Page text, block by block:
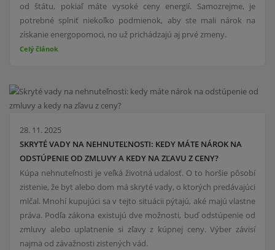
od štátu, pokiaľ máte vysoké ceny energií. Samozrejme, je
potrebné splniť niekoľko podmienok, aby ste mali nárok na
získanie energopomoci, no už prichádzajú aj prvé zmeny.
Celý článok
28. 11. 2025
SKRYTÉ VADY NA NEHNUTEĽNOSTI: KEDY MÁTE NÁROK NA
ODSTÚPENIE OD ZMLUVY A KEDY NA ZĽAVU Z CENY?
Kúpa nehnuteľnosti je veľká životná udalosť. O to horšie pôsobí
zistenie, že byt alebo dom má skryté vady, o ktorých predávajúci
mlčal. Mnohí kupujúci sa v tejto situácii pýtajú, aké majú vlastne
práva. Podľa zákona existujú dve možnosti, buď odstúpenie od
zmluvy alebo uplatnenie si zľavy z kúpnej ceny. Výber závisí
najmä od závažnosti zistených vád.